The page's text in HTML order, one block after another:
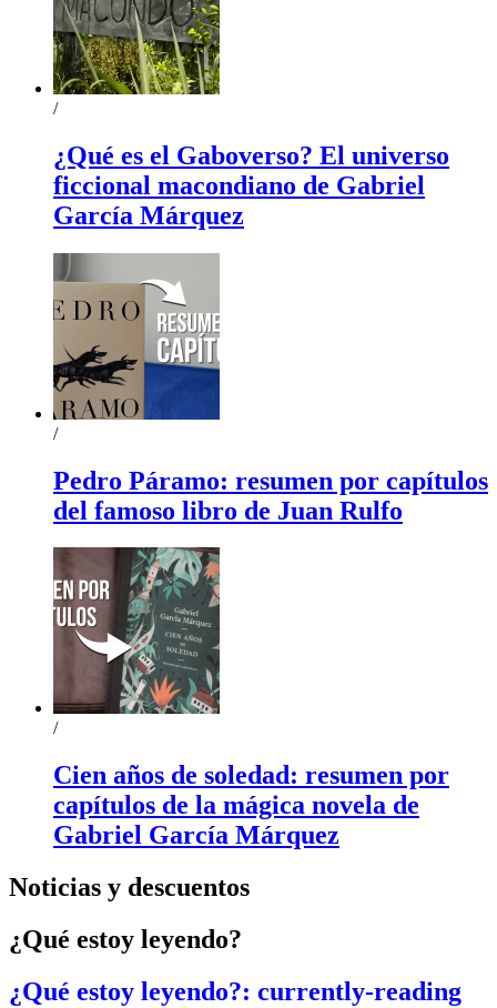
/
¿Qué es el Gaboverso? El universo
ficcional macondiano de Gabriel
García Márquez
/
Pedro Páramo: resumen por capítulos
del famoso libro de Juan Rulfo
/
Cien años de soledad: resumen por
capítulos de la mágica novela de
Gabriel García Márquez
Noticias y descuentos
¿Qué estoy leyendo?
¿Qué estoy leyendo?: currently-reading